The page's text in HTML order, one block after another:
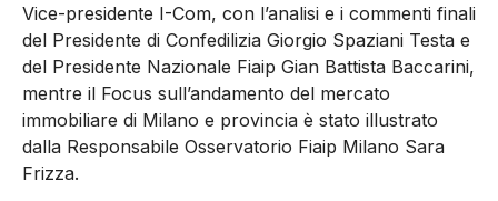
Vice-presidente I-Com, con l’analisi e i commenti finali
del Presidente di Confedilizia Giorgio Spaziani Testa e
del Presidente Nazionale Fiaip Gian Battista Baccarini,
mentre il Focus sull’andamento del mercato
immobiliare di Milano e provincia è stato illustrato
dalla Responsabile Osservatorio Fiaip Milano Sara
Frizza.